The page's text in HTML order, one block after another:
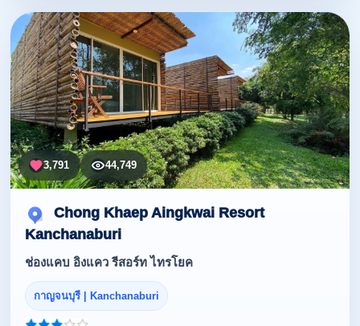
3,791 44,749
Chong Khaep Aingkwai Resort
Kanchanaburi
ช่องแคบ อิงแคว รีสอร์ท ไทรโยค
กาญจนบุรี | Kanchanaburi